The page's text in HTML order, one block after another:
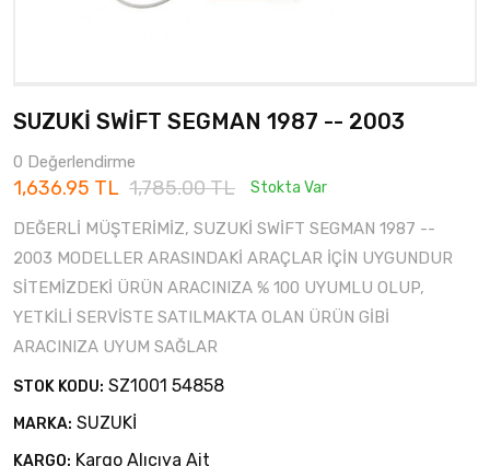
SUZUKİ SWİFT SEGMAN 1987 -- 2003
0 Değerlendirme
1,636.95 TL 1,785.00 TL Stokta Var
DEĞERLİ MÜŞTERİMİZ, SUZUKİ SWİFT SEGMAN 1987 --
2003 MODELLER ARASINDAKİ ARAÇLAR İÇİN UYGUNDUR
SİTEMİZDEKİ ÜRÜN ARACINIZA % 100 UYUMLU OLUP,
YETKİLİ SERVİSTE SATILMAKTA OLAN ÜRÜN GİBİ
ARACINIZA UYUM SAĞLAR
STOK KODU: SZ1001 54858
MARKA: SUZUKİ
KARGO: Kargo Alıcıya Ait